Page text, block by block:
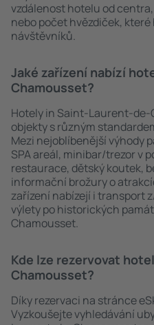
vzdálenost hotelu od
nebo počet hvězdiček,
návštěvníků.
Jaké zařízení nabízí
Chamousset?
Hotely in Saint-Laurent-de-
objekty s různým
Mezi nejoblíbenější výhody
SPA areál, minibar/trezor v
restaurace, dětský koutek,
informační brožury o
zařízení nabízejí i transport
výlety po historických
Chamousset.
Kde lze rezervovat
Chamousset?
Díky rezervaci na stránce
Vyzkoušejte vyhledávání